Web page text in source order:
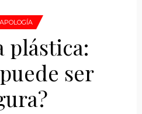
plástica:
ser